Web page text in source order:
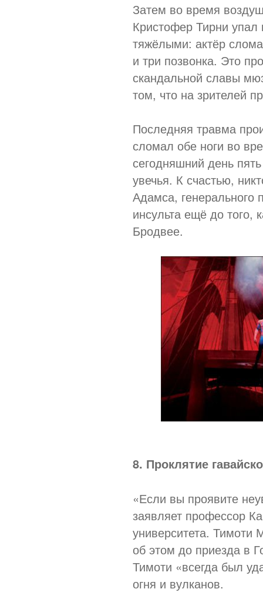
Затем во время
Кристофер Тирни
тяжёлыми: актёр
и три позвонка. Это
скандальной славы
том, что на зрителей
Последняя травма
сломал обе ноги во
сегодняшний день
увечья. К счастью,
Адамса, генерального
инсульта ещё до того,
Бродвее.
8. Проклятие
«Если вы проявите
заявляет профессор
университета. Тимоти
об этом до приезда в
Тимоти «всегда был
огня и вулканов.